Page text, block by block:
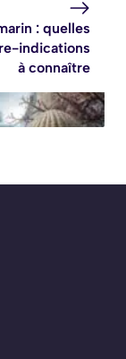
: quelles
indications
à connaître